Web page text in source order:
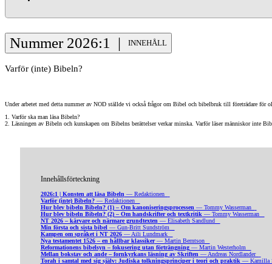
Nummer 2026:1 | INNEHÅLL
Varför (inte) Bibeln?
Under arbetet med detta nummer av NOD ställde vi också frågor om Bibel och bibelbruk till företrädare för
1. Varför ska man läsa Bibeln?
2. Läsningen av Bibeln och kunskapen om Bibelns berättelser verkar minska. Varför läser människor inte
Innehållsförteckning
2026:1 | Konsten att läsa Bibeln — Redaktionen
Varför (inte) Bibeln?— Redaktionen
Hur blev bibeln Bibeln? (1) – Om kanoniseringsprocessen — Tommy Wasserman
Hur blev bibeln Bibeln? (2) – Om handskrifter och textkritik — Tommy Wasserman
NT 2026 – kärvare och närmare grundtexten — Elisabeth Sandlund
Min första och sista bibel— Gun-Britt Sundström
Kampen om språket i NT 2026— Aili Lundmark
Nya testamentet 1526 – en hållbar klassiker— Martin Berntson
Reformationens bibelsyn – fokusering utan förträngning— Martin Westerholm
Mellan bokstav och ande – fornkyrkans läsning av Skriften — Andreas Nordlander
Torah i samtal med sig själv: Judiska tolkningsprinciper i teori och praktik — Kamilla